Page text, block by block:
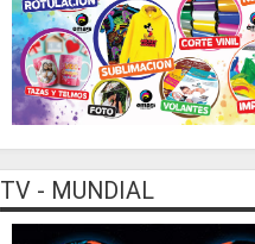
TV - MUNDIAL